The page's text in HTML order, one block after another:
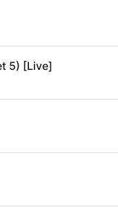
5) [Live]